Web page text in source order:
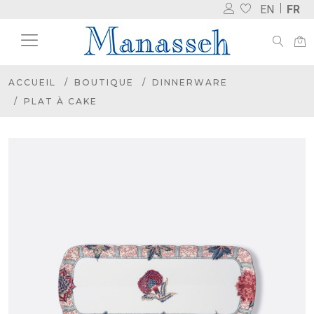
EN FR
ACCUEIL BOUTIQUE
DINNERWARE
PLAT À CAKE